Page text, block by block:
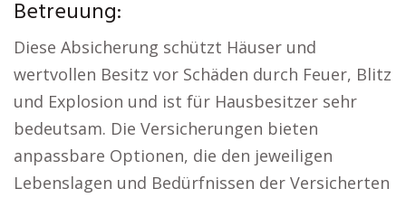
Betreuung:
Diese Absicherung schützt Häuser und
wertvollen Besitz vor Schäden durch Feuer, Blitz
und Explosion und ist für Hausbesitzer sehr
bedeutsam. Die Versicherungen bieten
anpassbare Optionen, die den jeweiligen
Lebenslagen und Bedürfnissen der Versicherten